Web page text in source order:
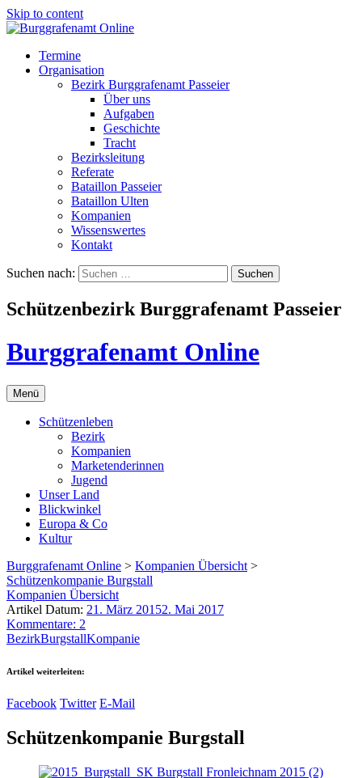
Skip to content
Termine
Organisation
Bezirk Burggrafenamt Passeier
Über uns
Aufgaben
Geschichte
Tracht
Bezirksleitung
Referate
Bataillon Passeier
Bataillon Ulten
Kompanien
Wissenswertes
Kontakt
Suchen nach:
Schützenbezirk Burggrafenamt Passeier
Burggrafenamt Online
Menü
Schützenleben
Bezirk
Kompanien
Marketenderinnen
Jugend
Unser Land
Blickwinkel
Europa & Co
Kultur
Burggrafenamt Online > Kompanien Übersicht >
Schützenkompanie Burgstall
Kompanien Übersicht
Artikel Datum: 21. März 20152. Mai 2017
Kommentare: 2
BezirkBurgstallKompanie
Artikel weiterleiten:
Facebook Twitter E-Mail
Schützenkompanie Burgstall